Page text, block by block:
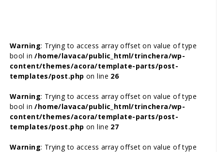
Warning: Trying to access array offset on value of type
bool in/home/lavaca/public_html/trinchera/wp-
content/themes/acora/template-parts/post-
templates/post.php on line 26
Warning: Trying to access array offset on value of type
bool in/home/lavaca/public_html/trinchera/wp-
content/themes/acora/template-parts/post-
templates/post.php on line 27
Warning: Trying to access array offset on value of type